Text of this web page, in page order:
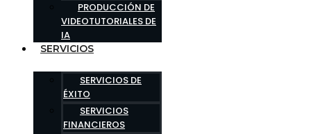
PRODUCCIÓN DE
VIDEOTUTORIALES DE
IA
SERVICIOS
SERVICIOS DE
ÉXITO
SERVICIOS
FINANCIEROS